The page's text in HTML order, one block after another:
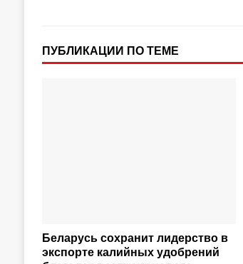
ПУБЛИКАЦИИ ПО ТЕМЕ
Беларусь сохранит лидерство в
экспорте калийных удобрений